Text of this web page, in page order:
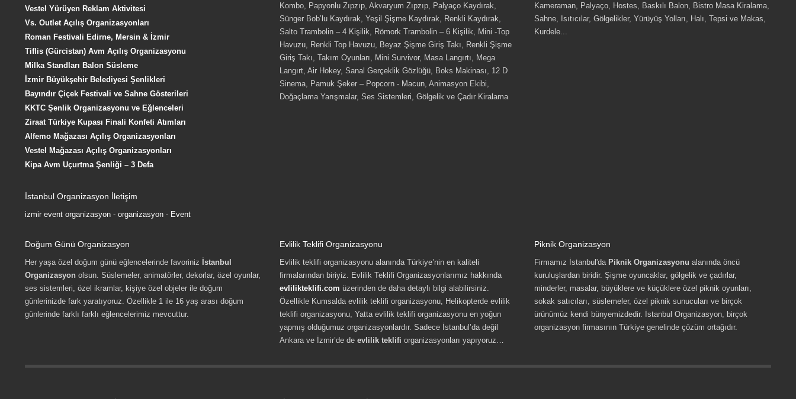
Vestel Yürüyen Reklam Aktivitesi
Vs. Outlet Açılış Organizasyonları
Roman Festivali Edirne, Mersin & İzmir
Tiflis (Gürcistan) Avm Açılış Organizasyonu
Milka Standları Balon Süsleme
İzmir Büyükşehir Belediyesi Şenlikleri
Bayındır Çiçek Festivali ve Sahne Gösterileri
KKTC Şenlik Organizasyonu ve Eğlenceleri
Ziraat Türkiye Kupası Finali Konfeti Atımları
Alfemo Mağazası Açılış Organizasyonları
Vestel Mağazası Açılış Organizasyonları
Kipa Avm Uçurtma Şenliği – 3 Defa
İstanbul Organizasyon İletişim
izmir event organizasyon - organizasyon - Event
Kombo, Papyonlu Zıpzıp, Akvaryum Zıpzıp, Palyaço Kaydırak,
Sünger Bob’lu Kaydırak, Yeşil Şişme Kaydırak, Renkli Kaydırak,
Salto Trambolin – 4 Kişilik, Römork Trambolin – 6 Kişilik, Mini -Top
Havuzu, Renkli Top Havuzu, Beyaz Şişme Giriş Takı, Renkli Şişme
Giriş Takı, Takım Oyunları, Mini Survivor, Masa Langırtı, Mega
Langırt, Air Hokey, Sanal Gerçeklik Gözlüğü, Boks Makinası, 12 D
Sinema, Pamuk Şeker – Popcorn - Macun, Animasyon Ekibi,
Doğaçlama Yarışmalar, Ses Sistemleri, Gölgelik ve Çadır Kiralama
Kameraman, Palyaço, Hostes, Baskılı Balon, Bistro Masa Kiralama,
Sahne, Isıtıcılar, Gölgelikler, Yürüyüş Yolları, Halı, Tepsi ve Makas,
Kurdele...
Doğum Günü Organizasyon
Her yaşa özel doğum günü eğlencelerinde favoriniz İstanbul
Organizasyon olsun. Süslemeler, animatörler, dekorlar, özel oyunlar,
ses sistemleri, özel ikramlar, kişiye özel objeler ile doğum
günlerinizde fark yaratıyoruz. Özellikle 1 ile 16 yaş arası doğum
günlerinde farklı farklı eğlencelerimiz mevcuttur.
Evlilik Teklifi Organizasyonu
Evlilik teklifi organizasyonu alanında Türkiye’nin en kaliteli
firmalarından biriyiz. Evlilik Teklifi Organizasyonlarımız hakkında
evlilikteklifi.com üzerinden de daha detaylı bilgi alabilirsiniz.
Özellikle Kumsalda evlilik teklifi organizasyonu, Helikopterde evlilik
teklifi organizasyonu, Yatta evlilik teklifi organizasyonu en yoğun
yapmış olduğumuz organizasyonlardır. Sadece İstanbul’da değil
Ankara ve İzmir’de de evlilik teklifi organizasyonları yapıyoruz…
Piknik Organizasyon
Firmamız İstanbul'da Piknik Organizasyonu alanında öncü
kuruluşlardan biridir. Şişme oyuncaklar, gölgelik ve çadırlar,
minderler, masalar, büyüklere ve küçüklere özel piknik oyunları,
sokak satıcıları, süslemeler, özel piknik sunucuları ve birçok
ürünümüz kendi bünyemizdedir. İstanbul Organizasyon, birçok
organizasyon firmasının Türkiye genelinde çözüm ortağıdır.